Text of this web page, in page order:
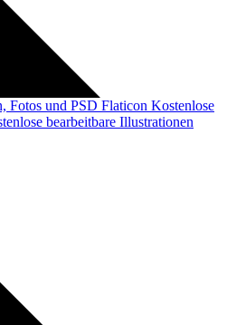
Fotos und PSD Flaticon Kostenlose
bearbeitbare Illustrationen